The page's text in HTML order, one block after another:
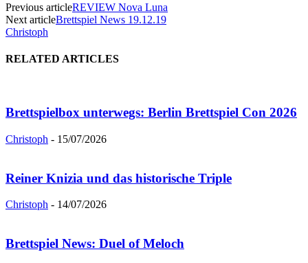
Previous articleREVIEW Nova Luna
Next articleBrettspiel News 19.12.19
Christoph
RELATED ARTICLES
Brettspielbox unterwegs: Berlin Brettspiel Con 2026
Christoph - 15/07/2026
Reiner Knizia und das historische Triple
Christoph - 14/07/2026
Brettspiel News: Duel of Meloch